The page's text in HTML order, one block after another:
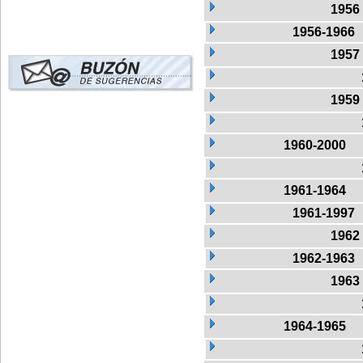
1956
1956-1966
1957
1959
1960-2000
1961-1964
1961-1997
1962
1962-1963
1963
1964-1965